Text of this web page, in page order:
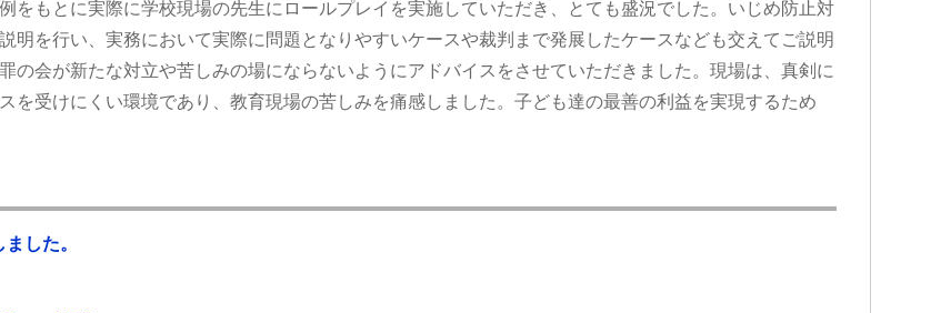
をもとに実際に学校現場の先生にロールプレイを実施していただき、とても盛況でした。いじめ防止対
明を行い、実務において実際に問題となりやすいケースや裁判まで発展したケースなども交えてご説明
の会が新たな対立や苦しみの場にならないようにアドバイスをさせていただきました。現場は、真剣に
を受けにくい環境であり、教育現場の苦しみを痛感しました。子ども達の最善の利益を実現するため
した。